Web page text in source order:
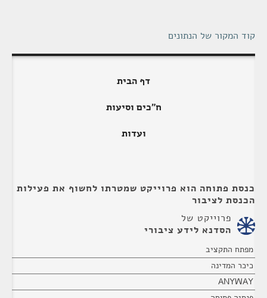
קוד המקור של הנתונים
דף הבית
ח"כים וסיעות
ועדות
כנסת פתוחה הוא פרוייקט שמטרתו לחשוף את פעילות
הכנסת לציבור
פרוייקט של
הסדנא לידע ציבורי
מפתח התקציב
כיכר המדינה
ANYWAY